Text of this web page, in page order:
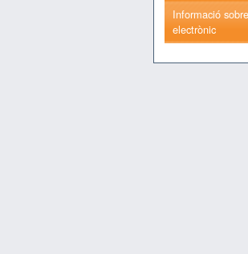
Informació
electrònic